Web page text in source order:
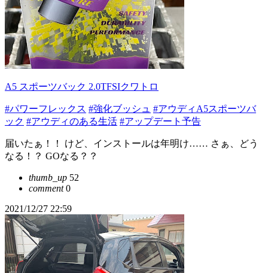
A5 スポーツバック 2.0TFSIクワトロ
#パワーフレックス #強化ブッシュ #アウディA5スポーツバ
ック #アウディのある生活 #アップデート予告
届いたぁ！！ けど、インストールは年明け…… さぁ、どう
なる！？ GOなる？？
thumb_up 52
comment0
2021/12/27 22:59